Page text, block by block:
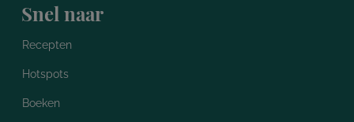
Snel naar
Recepten
Hotspots
Boeken